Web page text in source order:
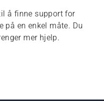
å finne support for
på en enkel måte. Du
mer hjelp.